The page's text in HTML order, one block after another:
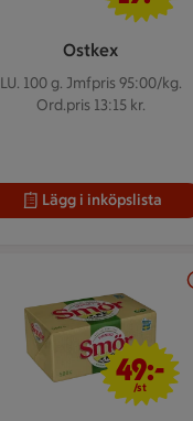
Ostkex
LU. 100 g. Jmfpris 95:00/kg.
Ord.pris 13:15 kr.
Lägg i inköpslista
49 kr/st
49:-
/st